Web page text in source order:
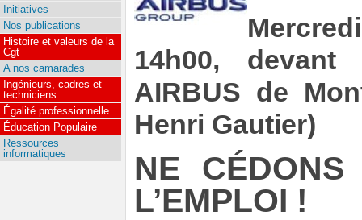
14h00,
AIRBUS de
Henri Gautier)
NE
L’EMPLOI !
Initiatives
Nos publications
Histoire et valeurs de la
Cgt
A nos camarades
Ingénieurs, cadres et
techniciens
Égalité professionnelle
Éducation Populaire
Ressources
informatiques